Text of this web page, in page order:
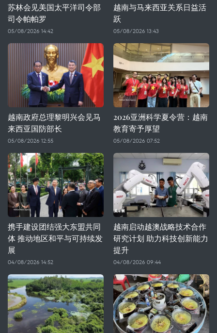
苏林会见美国太平洋司令部
司令帕帕罗
05/08/2026 14:42
越南与马来西亚关系日益活
跃
05/08/2026 13:43
越南政府总理黎明兴会见马
来西亚国防部长
05/08/2026 12:55
2026亚洲科学夏令营：越南
教育寄予厚望
05/08/2026 07:52
携手建设团结强大东盟共同
体 推动地区和平与可持续发
展
04/08/2026 14:52
越南启动越澳战略技术合作
研究计划 助力科技创新能力
提升
04/08/2026 09:44